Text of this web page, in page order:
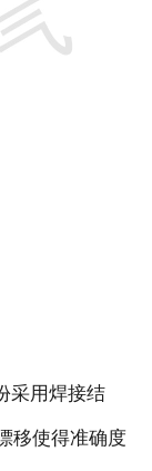
用焊接结
移使得准确度